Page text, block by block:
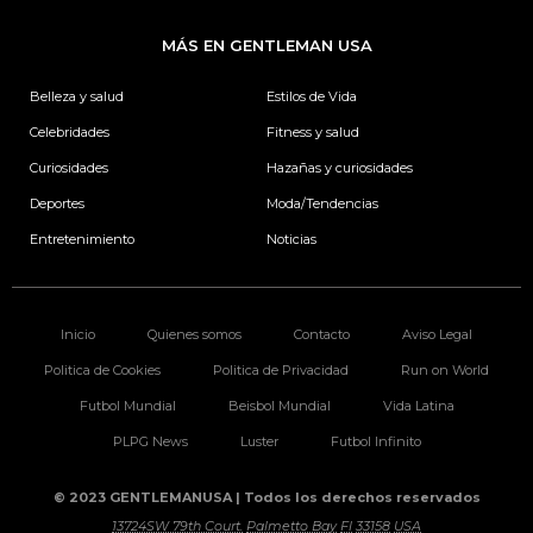
b
o
a
g
e
d
n
t
e
MÁS EN GENTLEMAN USA
Belleza y salud
Celebridades
Curiosidades
Deportes
Entretenimiento
Estilos de Vida
Fitness y salud
Hazañas y curiosidades
Moda/Tendencias
Noticias
Inicio Quienes somos Contacto Aviso Legal
Politica de Cookies Politica de Privacidad Run on World
Futbol Mundial Beisbol Mundial Vida Latina
PLPG News Luster Futbol Infinito
© 2023 GENTLEMANUSA | Todos los derechos reservados
13724SW 79th Court. Palmetto Bay Fl 33158 USA